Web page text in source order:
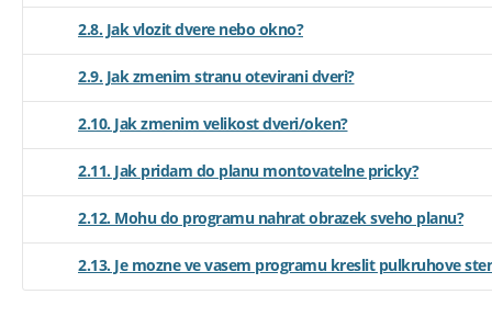
2.8. Jak vlozit dvere nebo okno?
2.9. Jak zmenim stranu otevirani dveri?
2.10. Jak zmenim velikost dveri/oken?
2.11. Jak pridam do planu montovatelne pricky?
2.12. Mohu do programu nahrat obrazek sveho planu?
2.13. Je mozne ve vasem programu kreslit pulkruhove